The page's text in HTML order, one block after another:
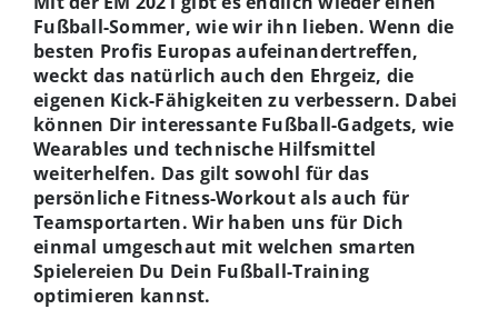
Fußball-Sommer, wie wir ihn lieben. Wenn die
besten Profis Europas aufeinandertreffen,
weckt das natürlich auch den Ehrgeiz, die
eigenen Kick-Fähigkeiten zu verbessern. Dabei
können Dir interessante Fußball-Gadgets, wie
Wearables und technische Hilfsmittel
weiterhelfen. Das gilt sowohl für das
persönliche Fitness-Workout als auch für
Teamsportarten. Wir haben uns für Dich
einmal umgeschaut mit welchen smarten
Spielereien Du Dein Fußball-Training
optimieren kannst.